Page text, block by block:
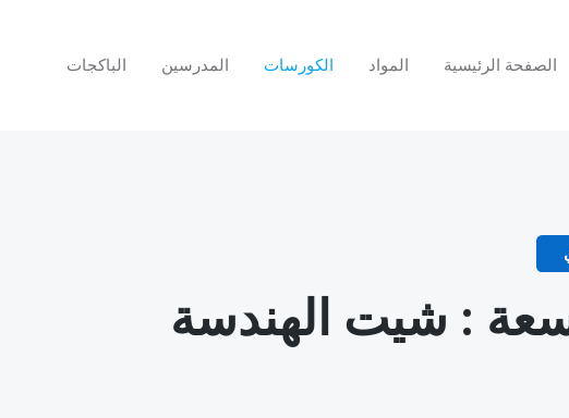
الصفحة الرئيسية المواد الكورسات المدرسين الباكجات
: شيت الهندسة